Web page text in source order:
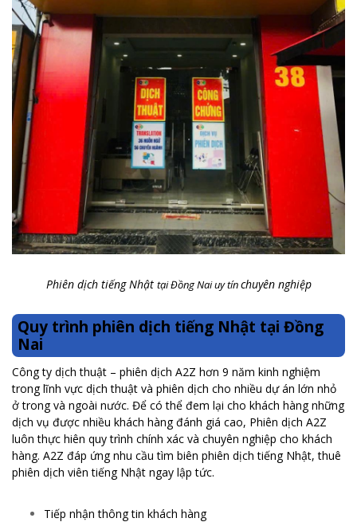
Phiên dịch tiếng Nhật tại Đồng Nai uy tínchuyên nghiệp
Quy trình phiên dịch tiếng Nhật tại Đồng
Nai
Công ty dịch thuật – phiên dịch A2Z hơn 9 năm kinh nghiệm
trong lĩnh vực dịch thuật và phiên dịch cho nhiều dự án lớn nhỏ
ở trong và ngoài nước. Để có thể đem lại cho khách hàng những
dịch vụ được nhiều khách hàng đánh giá cao, Phiên dịch A2Z
luôn thực hiên quy trình chính xác và chuyên nghiệp cho khách
hàng. A2Z đáp ứng nhu cầu tìm biên phiên dịch tiếng Nhật, thuê
phiên dịch viên tiếng Nhật ngay lập tức.
Tiếp nhận thông tin khách hàng